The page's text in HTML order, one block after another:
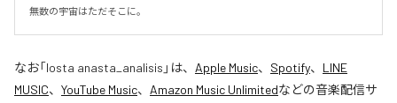
無数の宇宙はただそこに。
なお「losta anasta_analisis 」は、 Apple Music、 Spotify、 LINE
MUSIC、 YouTube Music、 Amazon Music Unlimitedなどの音楽配信サ